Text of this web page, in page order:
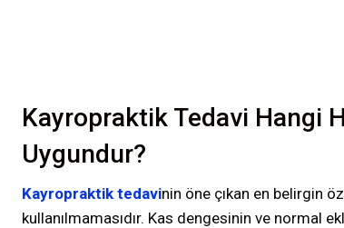
Kayropraktik Tedavi Hangi
Uygundur?
Kayropraktik tedavinin öne çıkan en belirgin
kullanılmamasıdır. Kas dengesinin ve normal